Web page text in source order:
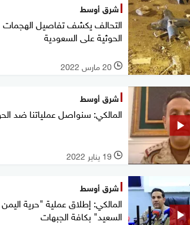
شرق أوسط
التحالف يكشف تفاصيل الهجمات
الحوثية على السعودية
l 20 مارس 2022
شرق أوسط
المالكي: سنواصل عملياتنا ضد
l 19 يناير 2022
شرق أوسط
المالكي: إطلاق عملية "حرية اليمن
السعيد" بكافة الجبهات